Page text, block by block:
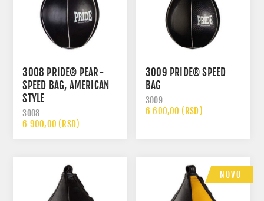
3008 PRIDE® PEAR-
SPEED BAG, AMERICAN
STYLE
3008
6.900,00 (RSD)
3009 PRIDE® SPEED
BAG
3009
6.600,00 (RSD)
NOVO